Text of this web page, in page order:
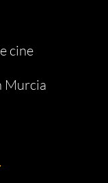
cine
Murcia